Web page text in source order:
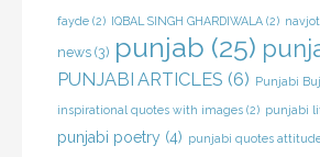
fayde (2) IQBAL SINGH GHARDIWALA (2)
news (3) punjab (25)
PUNJABI ARTICLES (6) Punjabi
inspirational quotes with images (2) punjabi
punjabi poetry (4) punjabi quotes